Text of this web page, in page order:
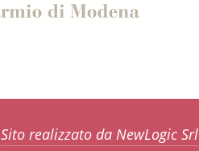
Sito realizzato da NewLogic Srl